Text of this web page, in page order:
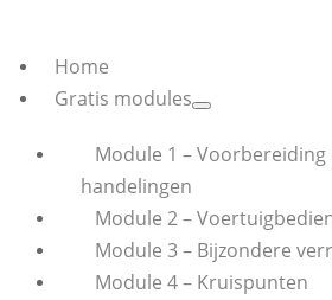
Home
Gratis modules
Module 1 –
handelingen
Module 2 –
Module 3 – Bijzondere
Module 4 – Kruispunten